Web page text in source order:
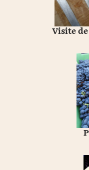
Visite de